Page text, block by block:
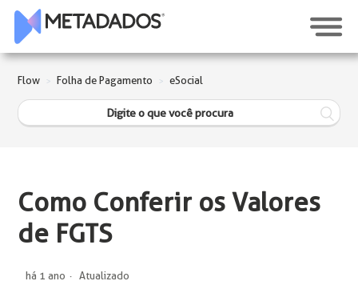
Flow Folha de Pagamento eSocial
Como Conferir os Valores
de FGTS
há 1 ano Atualizado